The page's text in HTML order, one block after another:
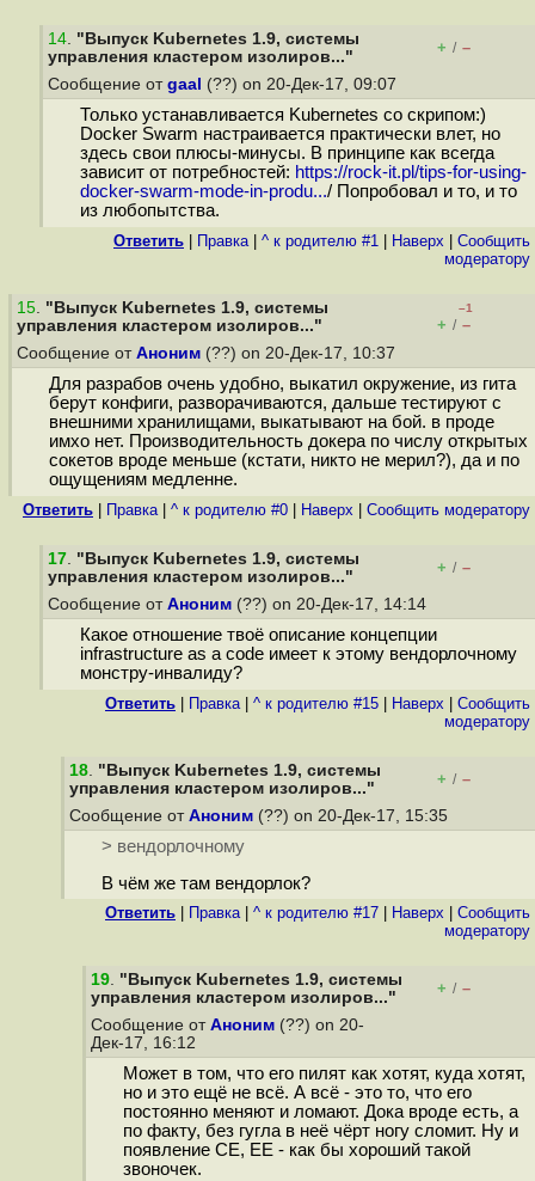
14. "Выпуск Kubernetes 1.9, системы
управления кластером изолиров..."
+ / –
Сообщение от gaal (??) on 20-Дек-17, 09:07
Только устанавливается Kubernetes со скрипом:)
Docker Swarm настраивается практически влет, но
здесь свои плюсы-минусы. В принципе как всегда
зависит от потребностей: https://rock-it.pl/tips-for-using-
docker-swarm-mode-in-produ.../ Попробовал и то, и то
из любопытства.
Ответить Правка| ^ к родителю #1 Наверх
Cообщить
модератору
15. "Выпуск Kubernetes 1.9, системы
управления кластером изолиров..."
–1
+ / –
Сообщение от Аноним (??) on 20-Дек-17, 10:37
Для разрабов очень удобно, выкатил окружение, из гита
берут конфиги, разворачиваются, дальше тестируют с
внешними хранилищами, выкатывают на бой. в проде
имхо нет. Производительность докера по числу открытых
сокетов вроде меньше (кстати, никто не мерил?), да и по
ощущениям медленне.
Ответить Правка| ^ к родителю #0 Наверх Cообщить модератору
17. "Выпуск Kubernetes 1.9, системы
управления кластером изолиров..."
+ / –
Сообщение от Аноним (??) on 20-Дек-17, 14:14
Какое отношение твоё описание концепции
infrastructure as a code имеет к этому вендорлочному
монстру-инвалиду?
Ответить Правка| ^ к родителю #15 Наверх
Cообщить
модератору
18. "Выпуск Kubernetes 1.9, системы
управления кластером изолиров..."
+ / –
Сообщение от Аноним (??) on 20-Дек-17, 15:35
> вендорлочному
В чём же там вендорлок?
Ответить Правка| ^ к родителю #17 Наверх
Cообщить
модератору
19. "Выпуск Kubernetes 1.9, системы
управления кластером изолиров..."
+ / –
Сообщение от Аноним (??) on 20-
Дек-17, 16:12
Может в том, что его пилят как хотят, куда хотят,
но и это ещё не всё. А всё - это то, что его
постоянно меняют и ломают. Дока вроде есть, а
по факту, без гугла в неё чёрт ногу сломит. Ну и
появление CE, EE - как бы хороший такой
звоночек.